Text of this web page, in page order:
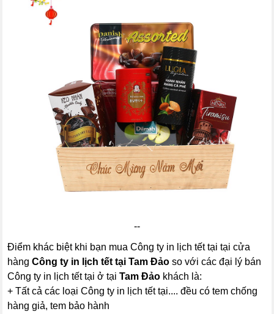
--
Điểm khác biệt khi bạn mua Công ty in lịch tết tại tại cửa
hàngCông ty in lịch tết tại Tam Đảo so với các đại lý bán
Công ty in lịch tết tại ở tạiTam Đảo khách là:
+ Tất cả các loại Công ty in lịch tết tại.... đều có tem chống
hàng giả, tem bảo hành